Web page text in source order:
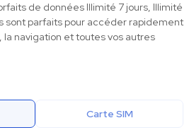
de données Illimité 7 jours, Illimité
sont parfaits pour accéder rapidement
la navigation et toutes vos autres
Carte SIM